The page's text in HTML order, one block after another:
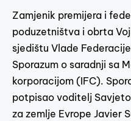
Zamjenik premijera i
poduzetništva i obrta
sjedištu Vlade
Sporazum o saradnji sa
korporacijom (IFC).
potpisao voditelj
za zemlje Evrope Javier